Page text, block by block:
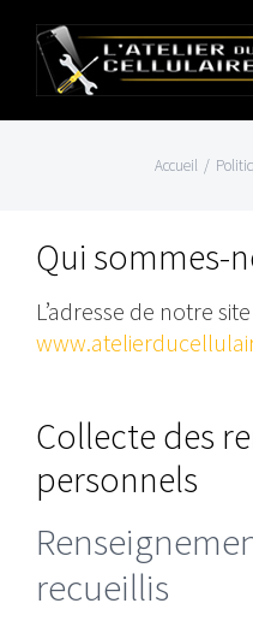
content
Accueil /
Qui sommes-
L’adresse de notre
Collecte des
personnels
recueillis